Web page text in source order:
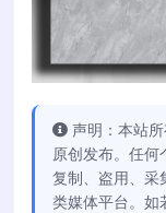
声明：本站
原创发布。任
复制、盗用、采
类媒体平台。如